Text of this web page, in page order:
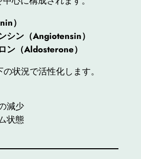
）
シン（Angiotensin）
ン（Aldosterone）
状況で活性化します。
減少
状態